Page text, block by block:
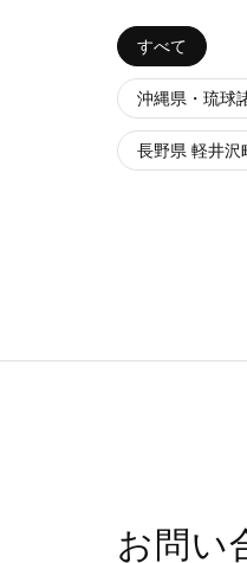
すべて
沖縄県・琉球
長野県 軽井沢
お問い